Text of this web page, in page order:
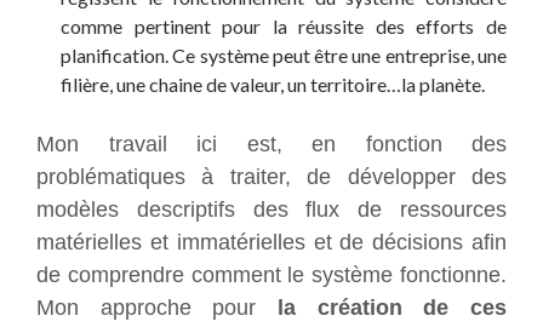
comme pertinent pour la réussite des efforts de
planification. Ce système peut être une entreprise, une
filière, une chaine de valeur, un territoire…la planète.
Mon travail ici est, en fonction des
problématiques à traiter, de développer des
modèles descriptifs des flux de ressources
matérielles et immatérielles et de décisions afin
de comprendre comment le système fonctionne.
Mon approche pour
la création de ces